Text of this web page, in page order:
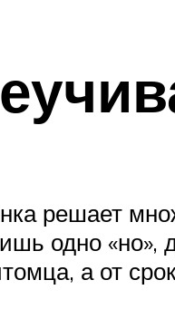
решает
одно «но»,
а от